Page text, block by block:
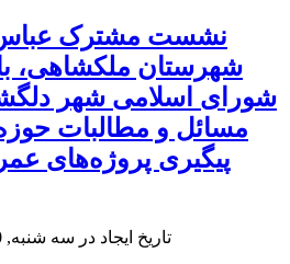
نشست مشترک عباس
شهرستان ملکشاهی،
شورای اسلامی شهر
مسائل و مطالبات
پیگیری پروژه‌های
تاریخ ایجاد در سه شنبه, 30 تیر 1405 04:37